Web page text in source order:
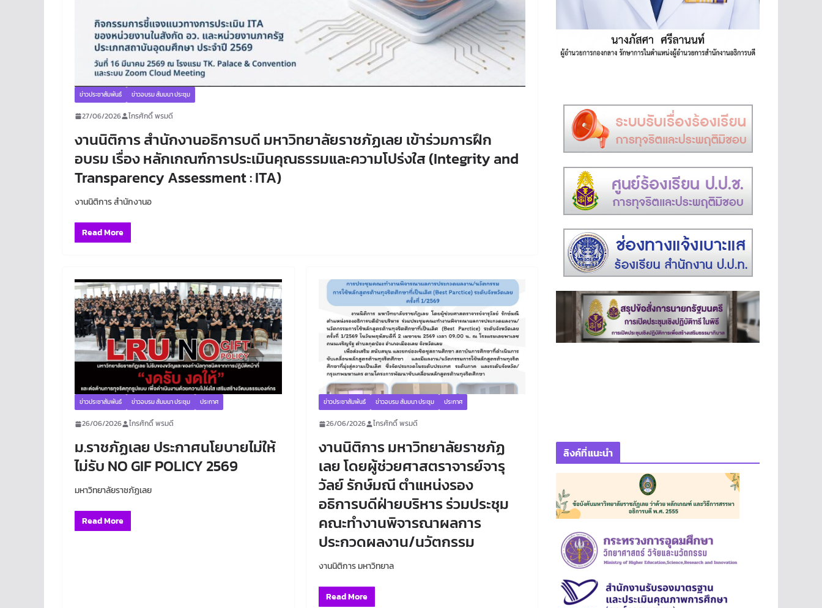
ข่าวประชาสัมพันธ์ ข่าวอบรม สัมมนา ประชุม
27/06/2026 ไกรศักดิ์ พรมดี
งานนิติการ สำนักงานอธิการบดี มหาวิทยาลัยราชภัฏเลย เข้าร่วมการฝึก
อบรม เรื่อง หลักเกณฑ์การประเมินคุณธรรมและความโปร่งใส (Integrity and
Transparency Assessment : ITA)
งานนิติการ สำนักงานอ
Read More
ข่าวประชาสัมพันธ์ ข่าวอบรม สัมมนา ประชุม ประกาศ
26/06/2026 ไกรศักดิ์ พรมดี
ม.ราชภัฏเลย ประกาศนโยบายไม่ให้
ไม่รับ NO GIF POLICY 2569
มหาวิทยาลัยราชภัฏเลย
Read More
ข่าวประชาสัมพันธ์ ข่าวอบรม สัมมนา ประชุม ประกาศ
26/06/2026 ไกรศักดิ์ พรมดี
งานนิติการ มหาวิทยาลัยราชภัฏ
เลย โดยผู้ช่วยศาสตราจารย์จารุ
วัลย์ รักษ์มณี ตำแหน่งรอง
อธิการบดีฝ่ายบริหาร ร่วมประชุม
คณะทำงานพิจารณาผลการ
ประกวดผลงาน/นวัตกรรม
งานนิติการ มหาวิทยาล
Read More
ลิงค์ที่แนะนำ